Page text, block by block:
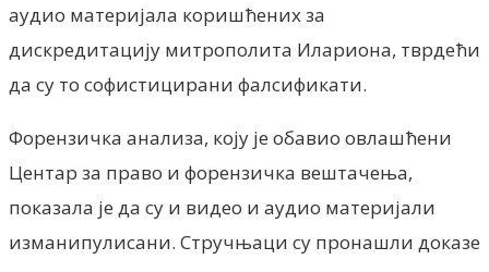
аудио материјала коришћених за
дискредитацију митрополита Илариона, тврдећи
да су то софистицирани фалсификати.
Форензичка анализа, коју је обавио овлашћени
Центар за право и форензичка вештачења,
показала је да су и видео и аудио материјали
изманипулисани. Стручњаци су пронашли доказе